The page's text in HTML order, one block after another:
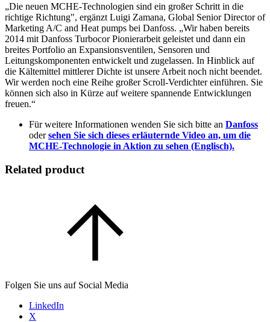
„Die neuen MCHE-Technologien sind ein großer Schritt in die
richtige Richtung", ergänzt Luigi Zamana, Global Senior Director of
Marketing A/C and Heat pumps bei Danfoss. „Wir haben bereits
2014 mit Danfoss Turbocor Pionierarbeit geleistet und dann ein
breites Portfolio an Expansionsventilen, Sensoren und
Leitungskomponenten entwickelt und zugelassen. In Hinblick auf
die Kältemittel mittlerer Dichte ist unsere Arbeit noch nicht beendet.
Wir werden noch eine Reihe großer Scroll-Verdichter einführen. Sie
können sich also in Kürze auf weitere spannende Entwicklungen
freuen.“
Für weitere Informationen wenden Sie sich bitte an Danfoss
odersehen Sie sich dieses erläuternde Video an, um die
MCHE-Technologie in Aktion zu sehen (Englisch).
Related product
Folgen Sie uns auf Social Media
LinkedIn
X